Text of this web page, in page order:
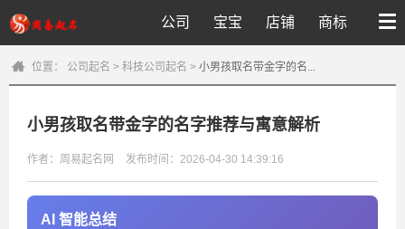
公司 宝宝 店铺 商标
位置： 公司起名 > 科技公司起名 > 小男孩取名带金字的名...
小男孩取名带金字的名字推荐与寓意解析
作者：周易起名网 发布时间：2026-04-30 14:39:16
AI 智能总结